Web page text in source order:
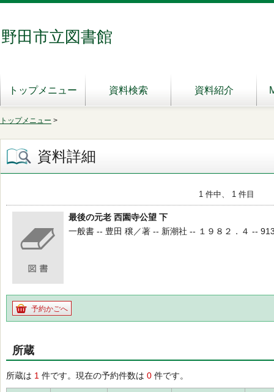
野田市立図書館
トップメニュー 資料検索 資料紹介
トップメニュー >
資料詳細
1 件中、 1 件目
最後の元老 西園寺公望 下
一般書 -- 豊田 穣／著 -- 新潮社 -- １９８２．４ --
予約かごへ
所蔵
所蔵は 1 件です。現在の予約件数は 0 件です。